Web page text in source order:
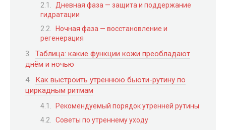
Дневная фаза — защита и поддержание
гидратации
Ночная фаза — восстановление и
регенерация
Таблица: какие функции кожи преобладают
днём и ночью
Как выстроить утреннюю бьюти-рутину по
циркадным ритмам
Рекомендуемый порядок утренней рутины
Советы по утреннему уходу